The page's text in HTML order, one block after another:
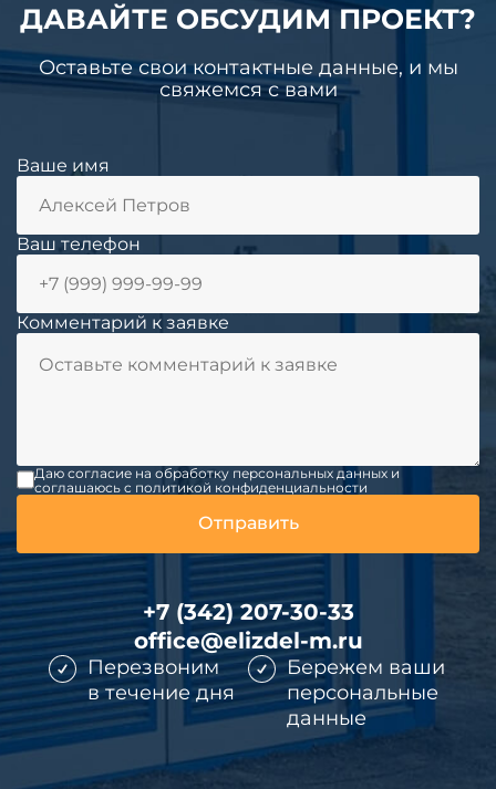
ДАВАЙТЕ ОБСУДИМ ПРОЕКТ?
Оставьте свои контактные данные, и мы
свяжемся с вами
Ваше имя
Ваш телефон
Комментарий к заявке
Даю согласие на обработку персональных данных и
соглашаюсь c политикой конфиденциальности
+7 (342) 207-30-33
office@elizdel-m.ru
Перезвоним
в течение дня
Бережем ваши
персональные
данные